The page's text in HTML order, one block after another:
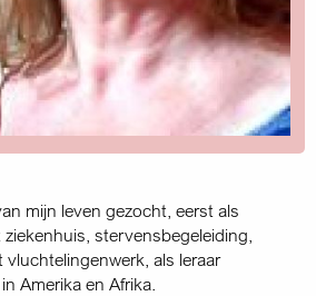
mijn leven gezocht, eerst als
stervensbegeleiding,
als leraar
Amerika en Afrika.